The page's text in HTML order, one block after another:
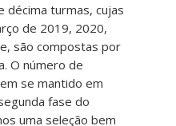
décima turmas, cujas
de 2019, 2020,
são compostas por
O número de
se mantido em
fase do
uma seleção bem